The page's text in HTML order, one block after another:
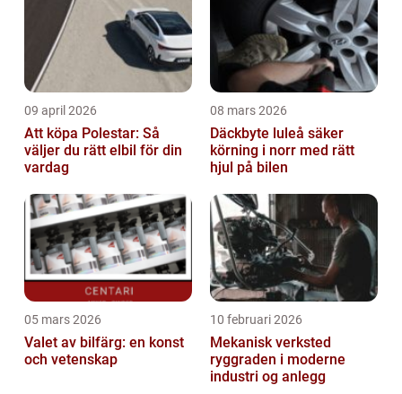
09 april 2026
Att köpa Polestar: Så
väljer du rätt elbil för din
vardag
08 mars 2026
Däckbyte luleå säker
körning i norr med rätt
hjul på bilen
05 mars 2026
Valet av bilfärg: en konst
och vetenskap
10 februari 2026
Mekanisk verksted
ryggraden i moderne
industri og anlegg